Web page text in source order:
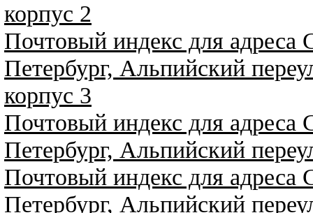
корпус 2
Почтовый индекс для адреса
Петербург, Альпийский
корпус 3
Почтовый индекс для адреса
Петербург, Альпийский
Почтовый индекс для адреса
Петербург, Альпийский